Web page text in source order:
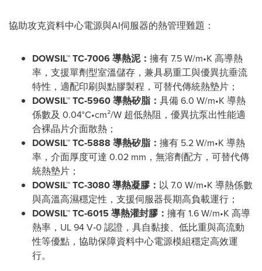
協助攻克資料中心電源與AI伺服器的熱管理難題：
DOWSIL™ TC‑7006導熱泥： 擁有 7.5 W/m•K 高導熱
率，支援單劑型室溫儲存，兼具易重工與優異抗垂流
特性，適配印刷與點膠製程，可替代傳統熱墊片；
DOWSIL™ TC‑5960導熱矽脂： 具備 6.0 W/m•K 導熱
係數及 0.04°C•cm²/W 超低熱阻，優異抗泵出性能適
合裸晶片介面散熱；
DOWSIL™ TC‑5888 導熱矽脂： 擁有 5.2 W/m•K 導熱
率，介面厚度可達 0.02 mm，無溶劑配方，可替代傳
統熱墊片；
DOWSIL™ TC‑3080導熱凝膠： 以 7.0 W/m•K 導熱係數
與高溫高濕穩定性，支援伺服器長期高負載運行；
DOWSIL™ TC‑6015 導熱灌封膠： 擁有 1.6 W/m•K 高導
熱率，UL 94 V‑0 認證，具自黏接、低比重與高流動
性等優點，協助保障資料中心電源模組穩定高效運
行。